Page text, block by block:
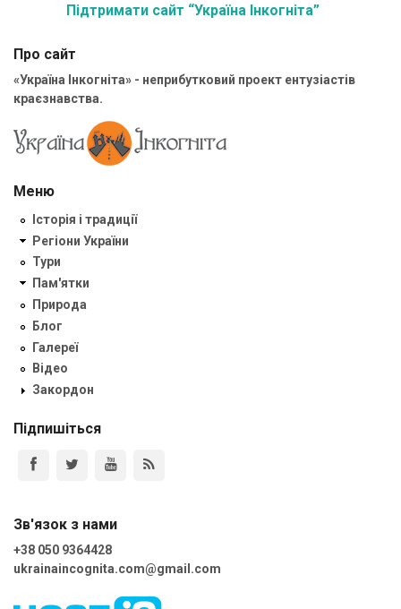
Підтримати сайт “Україна Інкогніта”
Про сайт
«Україна Інкогніта» - неприбутковий проект ентузіастів
краєзнавства.
Меню
Історія і традиції
Регіони України
Тури
Пам'ятки
Природа
Блог
Галереї
Відео
Закордон
Підпишіться
Зв'язок з нами
+38 050 9364428
ukrainaincognita.com@gmail.com